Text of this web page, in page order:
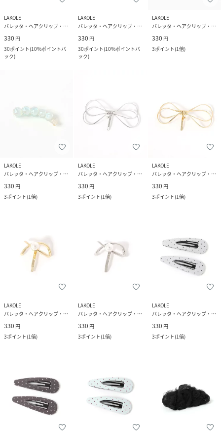
LAKOLE
バレッタ・ヘアクリップ・ヘアピン
330 円
30ポイント(10%ポイントバ
ック)
LAKOLE
バレッタ・ヘアクリップ・ヘアピン
330 円
30ポイント(10%ポイントバ
ック)
LAKOLE
バレッタ・ヘアクリップ・ヘアピン
330 円
3ポイント(1倍)
LAKOLE
バレッタ・ヘアクリップ・ヘアピン
330 円
3ポイント(1倍)
LAKOLE
バレッタ・ヘアクリップ・ヘアピン
330 円
3ポイント(1倍)
LAKOLE
バレッタ・ヘアクリップ・ヘアピン
330 円
3ポイント(1倍)
LAKOLE
バレッタ・ヘアクリップ・ヘアピン
330 円
3ポイント(1倍)
LAKOLE
バレッタ・ヘアクリップ・ヘアピン
330 円
3ポイント(1倍)
LAKOLE
バレッタ・ヘアクリップ・ヘアピン
330 円
3ポイント(1倍)